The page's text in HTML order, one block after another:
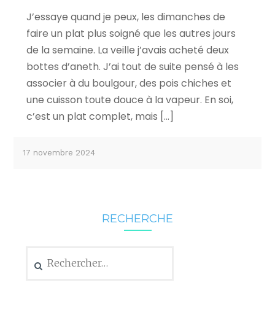
J’essaye quand je peux, les dimanches de
faire un plat plus soigné que les autres jours
de la semaine. La veille j’avais acheté deux
bottes d’aneth. J’ai tout de suite pensé à les
associer à du boulgour, des pois chiches et
une cuisson toute douce à la vapeur. En soi,
c’est un plat complet, mais […]
17 novembre 2024
RECHERCHE